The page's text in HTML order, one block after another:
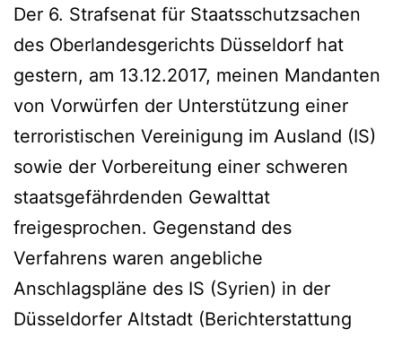
Der 6. Strafsenat für Staatsschutzsachen
des Oberlandesgerichts Düsseldorf hat
gestern, am 13.12.2017, meinen Mandanten
von Vorwürfen der Unterstützung einer
terroristischen Vereinigung im Ausland (IS)
sowie der Vorbereitung einer schweren
staatsgefährdenden Gewalttat
freigesprochen. Gegenstand des
Verfahrens waren angebliche
Anschlagspläne des IS (Syrien) in der
Düsseldorfer Altstadt (Berichterstattung